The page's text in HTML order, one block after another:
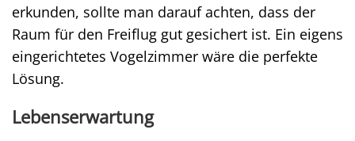
erkunden, sollte man darauf achten, dass der
Raum für den Freiflug gut gesichert ist. Ein eigens
eingerichtetes Vogelzimmer wäre die perfekte
Lösung.
Lebenserwartung